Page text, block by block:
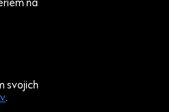
na
svojich
.